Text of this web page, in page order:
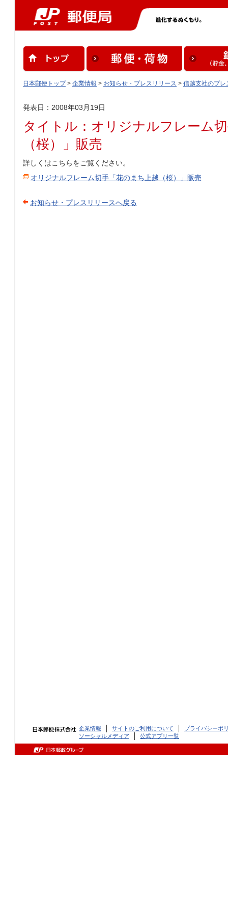
日本郵便トップ> 企業情報 > お知らせ・プレスリリース > 信越支社のプレ
発表日：2008年03月19日
タイトル：オリジナルフレーム
（桜）」販売
詳しくはこちらをご覧ください。
オリジナルフレーム切手「花のまち上越（桜）」販売
お知らせ・プレスリリースへ戻る
企業情報 サイトのご利用について
プライバシーポ
ソーシャルメディア
公式アプリ一覧